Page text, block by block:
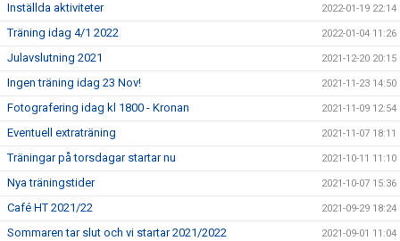
Inställda aktiviteter 2022-01-19 22:14
Träning idag 4/1 2022 2022-01-04 11:26
Julavslutning 2021 2021-12-20 20:15
Ingen träning idag 23 Nov! 2021-11-23 14:50
Fotografering idag kl 1800 - Kronan 2021-11-09 12:54
Eventuell extraträning 2021-11-07 18:11
Träningar på torsdagar startar nu 2021-10-11 11:10
Nya träningstider 2021-10-07 15:36
Café HT 2021/22 2021-09-29 18:24
Sommaren tar slut och vi startar 2021/2022 2021-09-01 11:04